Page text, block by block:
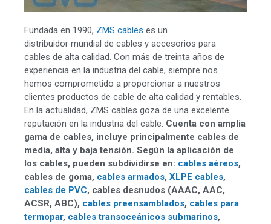
Fundada en 1990, ZMS cables es un
distribuidor mundial de cables y accesorios para
cables de alta calidad. Con más de treinta años de
experiencia en la industria del cable, siempre nos
hemos comprometido a proporcionar a nuestros
clientes productos de cable de alta calidad y rentables.
En la actualidad, ZMS cables goza de una excelente
reputación en la industria del cable. Cuenta con amplia
gama de cables, incluye principalmente cables de
media, alta y baja tensión. Según la aplicación de
los cables, pueden subdividirse en: cables aéreos,
cables de goma, cables armados, XLPE cables,
cables de PVC, cables desnudos (AAAC, AAC,
ACSR, ABC), cables preensamblados, cables para
termopar, cables transoceánicos submarinos,